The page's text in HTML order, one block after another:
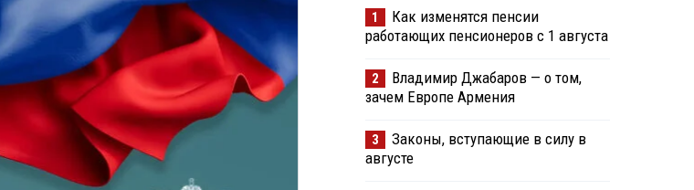
1
Как изменятся пенсии
работающих пенсионеров с 1 августа
2
Владимир Джабаров — о том,
зачем Европе Армения
3
Законы, вступающие в силу в
августе